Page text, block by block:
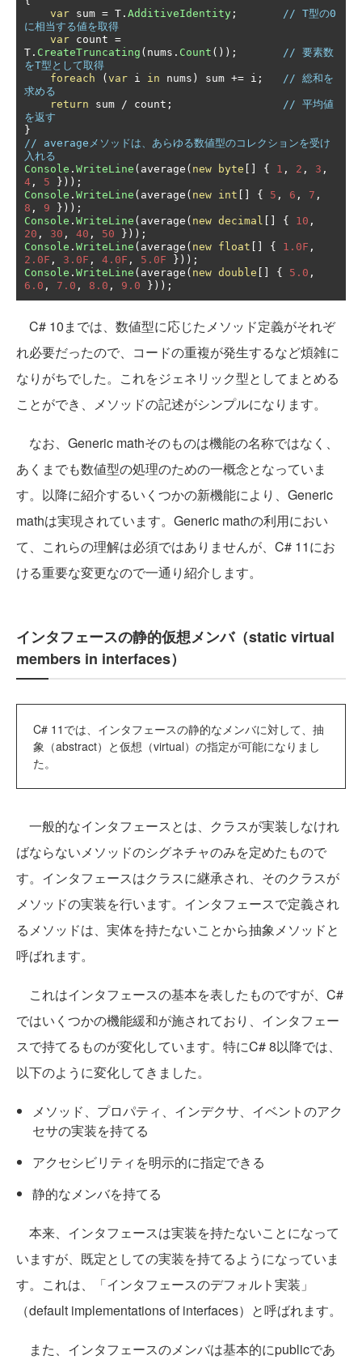
var sum = T . AdditiveIdentity ;
// T型の0
に相当する値を取得
var count =
T . CreateTruncating ( nums . Count ());
// 要素数
をT型として取得
foreach
(var i in nums ) sum += i ;
// 総和を
求める
return sum / count ;
// 平均値
を返す
}
// averageメソッドは、あらゆる数値型のコレクションを受け
入れる
Console . WriteLine ( average ( new byte [] { 1 , 2 , 3 ,
4 , 5
}));
Console . WriteLine ( average ( new int [] { 5 , 6 , 7 ,
8 , 9
}));
Console . WriteLine ( average ( new decimal [] { 10 ,
20 , 30 , 40 , 50
}));
Console . WriteLine ( average ( new float [] { 1.0F ,
2.0F , 3.0F , 4.0F , 5.0F
}));
Console . WriteLine ( average ( new double [] { 5.0 ,
6.0 , 7.0 , 8.0 , 9.0 }));
C# 10までは、数値型に応じたメソッド定義がそれぞ
れ必要だったので、コードの重複が発生するなど煩雑に
なりがちでした。これをジェネリック型としてまとめる
ことができ、メソッドの記述がシンプルになります。
なお、Generic mathそのものは機能の名称ではなく、
あくまでも数値型の処理のための一概念となっていま
す。以降に紹介するいくつかの新機能により、Generic
mathは実現されています。Generic mathの利用におい
て、これらの理解は必須ではありませんが、C# 11にお
ける重要な変更なので一通り紹介します。
インタフェースの静的仮想メンバ（static virtual
members in interfaces）
C# 11では、インタフェースの静的なメンバに対して、抽
象（abstract）と仮想（virtual）の指定が可能になりまし
た。
一般的なインタフェースとは、クラスが実装しなけれ
ばならないメソッドのシグネチャのみを定めたもので
す。インタフェースはクラスに継承され、そのクラスが
メソッドの実装を行います。インタフェースで定義され
るメソッドは、実体を持たないことから抽象メソッドと
呼ばれます。
これはインタフェースの基本を表したものですが、C#
ではいくつかの機能緩和が施されており、インタフェー
スで持てるものが変化しています。特にC# 8以降では、
以下のように変化してきました。
メソッド、プロパティ、インデクサ、イベントのアク
セサの実装を持てる
アクセシビリティを明示的に指定できる
静的なメンバを持てる
本来、インタフェースは実装を持たないことになって
いますが、既定としての実装を持てるようになっていま
す。これは、「インタフェースのデフォルト実装」
（default implementations of interfaces）と呼ばれます。
また、インタフェースのメンバは基本的にpublicであ